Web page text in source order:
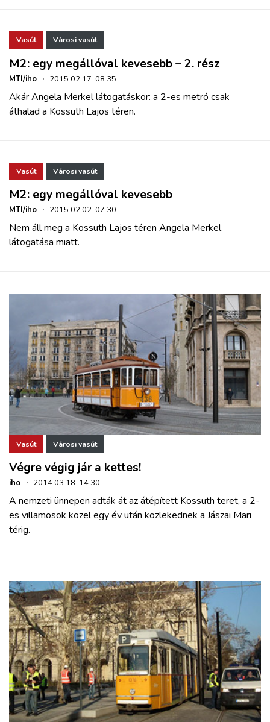
Vasút Városi vasút
M2: egy megállóval kevesebb – 2. rész
MTI/iho · 2015.02.17. 08:35
Akár Angela Merkel látogatáskor: a 2-es metró csak
áthalad a Kossuth Lajos téren.
Vasút Városi vasút
M2: egy megállóval kevesebb
MTI/iho · 2015.02.02. 07:30
Nem áll meg a Kossuth Lajos téren Angela Merkel
látogatása miatt.
Vasút Városi vasút
Végre végig jár a kettes!
iho · 2014.03.18. 14:30
A nemzeti ünnepen adták át az átépített Kossuth teret, a 2-
es villamosok közel egy év után közlekednek a Jászai Mari
térig.